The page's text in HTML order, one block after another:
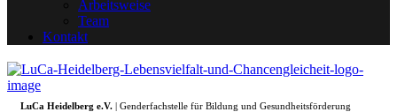
Arbeitsweise
Team
Kontakt
LuCa Heidelberg e.V. | Genderfachstelle für Bildung und Gesundheitsförderung